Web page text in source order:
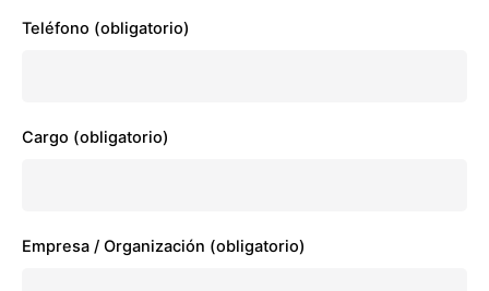
Teléfono (obligatorio)
Cargo (obligatorio)
Empresa / Organización (obligatorio)